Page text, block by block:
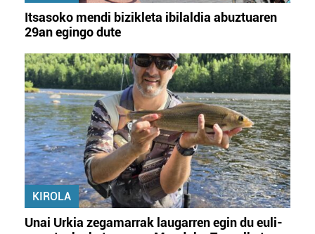
Itsasoko mendi bizikleta ibilaldia abuztuaren
29an egingo dute
KIROLA
Unai Urkia zegamarrak laugarren egin du euli-